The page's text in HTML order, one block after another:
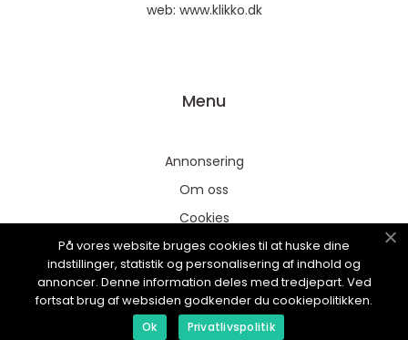
web: www.klikko.dk
Menu
Annonsering
Om oss
Cookies
Kontakta oss
Sitemap
På vores website bruges cookies til at huske dine
indstillinger, statistik og personalisering af indhold og
annoncer. Denne information deles med tredjepart. Ved
fortsat brug af websiden godkender du cookiepolitikken.
Ok Privatlivspolitik